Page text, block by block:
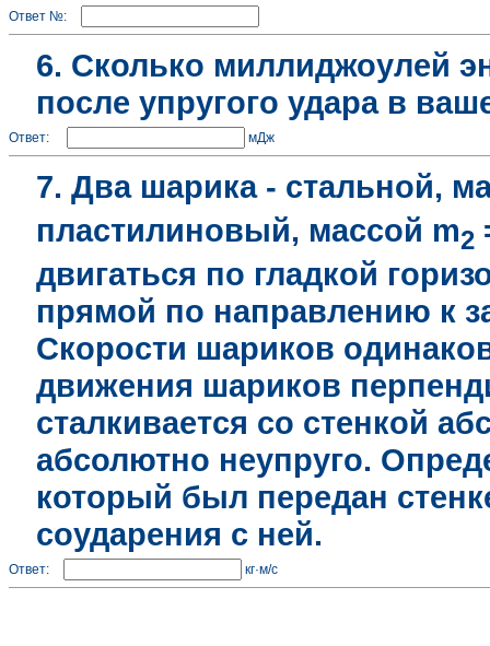
Ответ №:
6. Сколько миллиджоулей
после упругого удара в
Ответ: мДж
7. Два шарика - стальной,
пластилиновый, массой m2
двигаться по гладкой
прямой по направлению к
Скорости шариков
движения шариков
сталкивается со стенкой
абсолютно неупруго.
который был передан
соударения с ней.
Ответ: кг·м/с